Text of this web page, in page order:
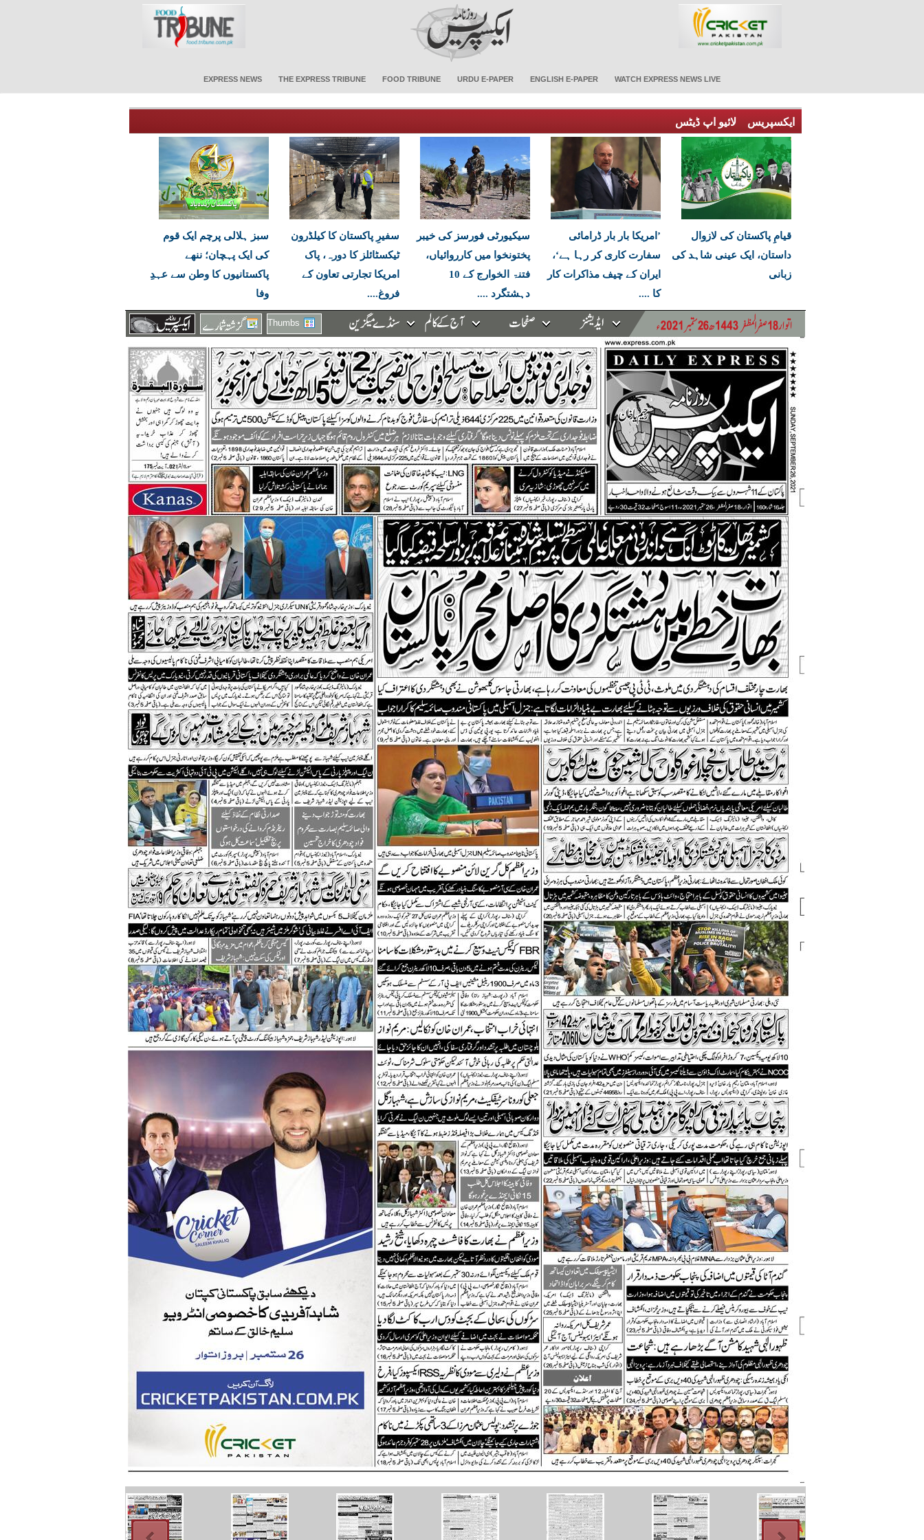
EXPRESS NEWS THE EXPRESS TRIBUNE FOOD TRIBUNE URDU E-PAPER ENGLISH E-PAPER WATCH EXPRESS NEWS LIVE
ایکسپریس لائیو اپ ڈیٹس
قیامِ پاکستان کی لازوال
داستان، ایک عینی شاہد کی
زبانی
’امریکا بار بار ڈرامائی
سفارت کاری کر رہا ہے‘،
ایران کے چیف مذاکرات کار
کا ....
سیکیورٹی فورسز کی خیبر
پختونخوا میں کارروائیاں،
فتنۃ الخوارج کے 10
دہشتگرد ....
سفیرِ پاکستان کا کیلڈرون
ٹیکسٹائلز کا دورہ، پاک
امریکا تجارتی تعاون کے
فروغ....
سبز ہلالی پرچم ایک قوم
کی ایک پہچان؛ ننھے
پاکستانیوں کا وطن سے عہدِ
وفا
Thumbs